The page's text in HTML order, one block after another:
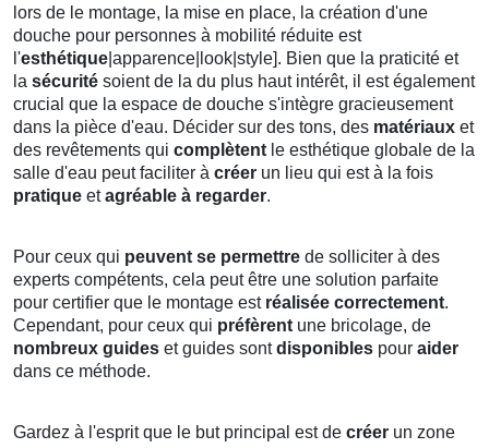
lors de le montage, la mise en place, la création d'une
douche pour personnes à mobilité réduite est
l'esthétique |apparence|look|style]. Bien que la praticité et
la sécurité soient de la du plus haut intérêt, il est également
crucial que la espace de douche s'intègre gracieusement
dans la pièce d'eau. Décider sur des tons, des matériaux et
des revêtements qui complètent le esthétique globale de la
salle d'eau peut faciliter à créer un lieu qui est à la fois
pratique etagréable à regarder.
Pour ceux qui peuvent se permettre de solliciter à des
experts compétents, cela peut être une solution parfaite
pour certifier que le montage est réalisée correctement.
Cependant, pour ceux qui préfèrent une bricolage, de
nombreux guides et guides sontdisponibles pour aider
dans ce méthode.
Gardez à l'esprit que le but principal est de créer un zone